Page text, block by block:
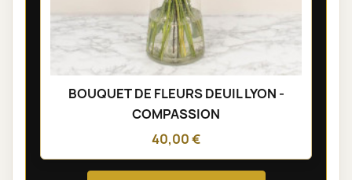
BOUQUET DE FLEURS DEUIL LYON -
COMPASSION
40,00 €